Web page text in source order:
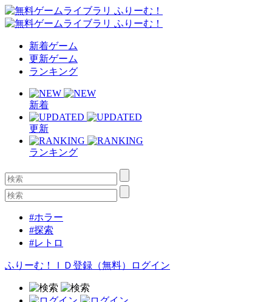
新着ゲーム
更新ゲーム
ランキング
新着
更新
ランキング
#ホラー
#探索
#レトロ
ふりーむ！ＩＤ登録（無料） ログイン